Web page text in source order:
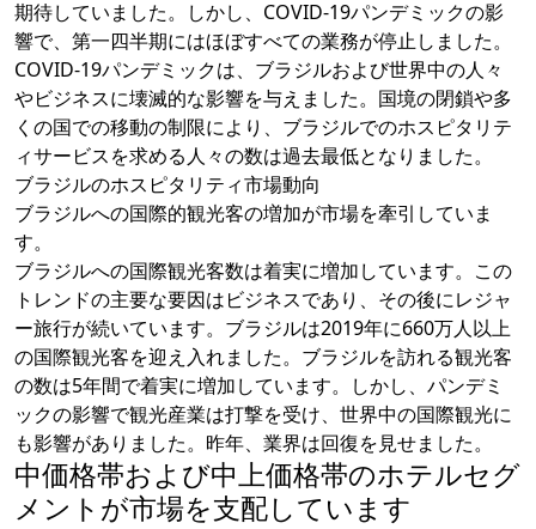
期待していました。しかし、COVID-19パンデミックの影
響で、第一四半期にはほぼすべての業務が停止しました。
COVID-19パンデミックは、ブラジルおよび世界中の人々
やビジネスに壊滅的な影響を与えました。国境の閉鎖や多
くの国での移動の制限により、ブラジルでのホスピタリテ
ィサービスを求める人々の数は過去最低となりました。
ブラジルのホスピタリティ市場動向
ブラジルへの国際的観光客の増加が市場を牽引していま
す。
ブラジルへの国際観光客数は着実に増加しています。この
トレンドの主要な要因はビジネスであり、その後にレジャ
ー旅行が続いています。ブラジルは2019年に660万人以上
の国際観光客を迎え入れました。ブラジルを訪れる観光客
の数は5年間で着実に増加しています。しかし、パンデミ
ックの影響で観光産業は打撃を受け、世界中の国際観光に
も影響がありました。昨年、業界は回復を見せました。
中価格帯および中上価格帯のホテルセグ
メントが市場を支配しています